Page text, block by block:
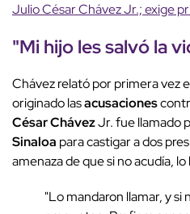
Julio César Chávez Jr.; exige
"Mihijoles salvó la
Chávez relató por primera vez
originado lasacusaciones
César ChávezJr. fue llamado
Sinaloa para castigar a dos
amenaza de que si no acudía,
"Lo mandaron llamar, y si